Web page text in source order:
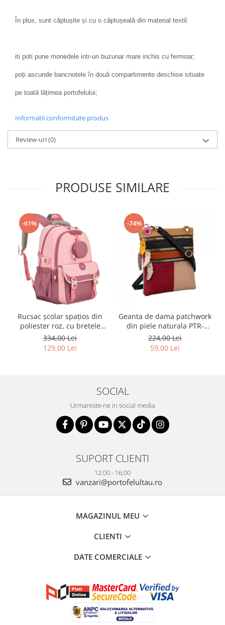
În plus, sunt căptușite și cu o căptușeală din material textil.
iti poti pune monedele intr-un buzunar mare inchis cu fermoar;
poți ascunde bancnotele în două compartimente deschise situate
pe toată lățimea portofelului;
Informatii conformitate produs
Review-uri(0)
PRODUSE SIMILARE
-61%
Rucsac școlar spațios din
poliester roz, cu bretele
reglabile - Peterson PTR-
PTN 8610-1327 PINK
334,00 Lei
129,00 Lei
-74%
Geanta de dama patchwork
din piele naturala PTR-
1718-SKL-6922 MULTI
224,00 Lei
59,00 Lei
SOCIAL
Urmareste-ne in social media
SUPORT CLIENTI
12:00 - 16:00
vanzari@portofelultau.ro
MAGAZINUL MEU
CLIENTI
DATE COMERCIALE